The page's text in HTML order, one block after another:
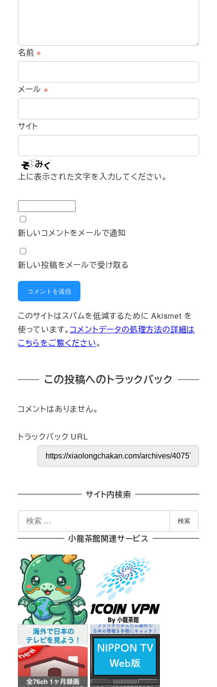
名前※
メール ※
サイト
上に表示された文字を入力してください。
新しいコメントをメールで通知
新しい投稿をメールで受け取る
このサイトはスパムを低減するために Akismet を
使っています。 コメントデータの処理方法の詳細は
こちらをご覧ください。
この投稿へのトラックバック
コメントはありません。
トラックバック URL
サイト内検索
検
索
検索
小龍茶館関連サービス